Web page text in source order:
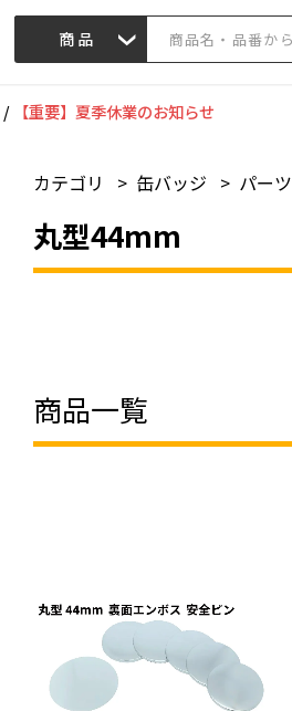
商品
/ 【重要】夏季休業のお知らせ
カテゴリ > 缶バッジ > パーツ
丸型44mm
商品一覧